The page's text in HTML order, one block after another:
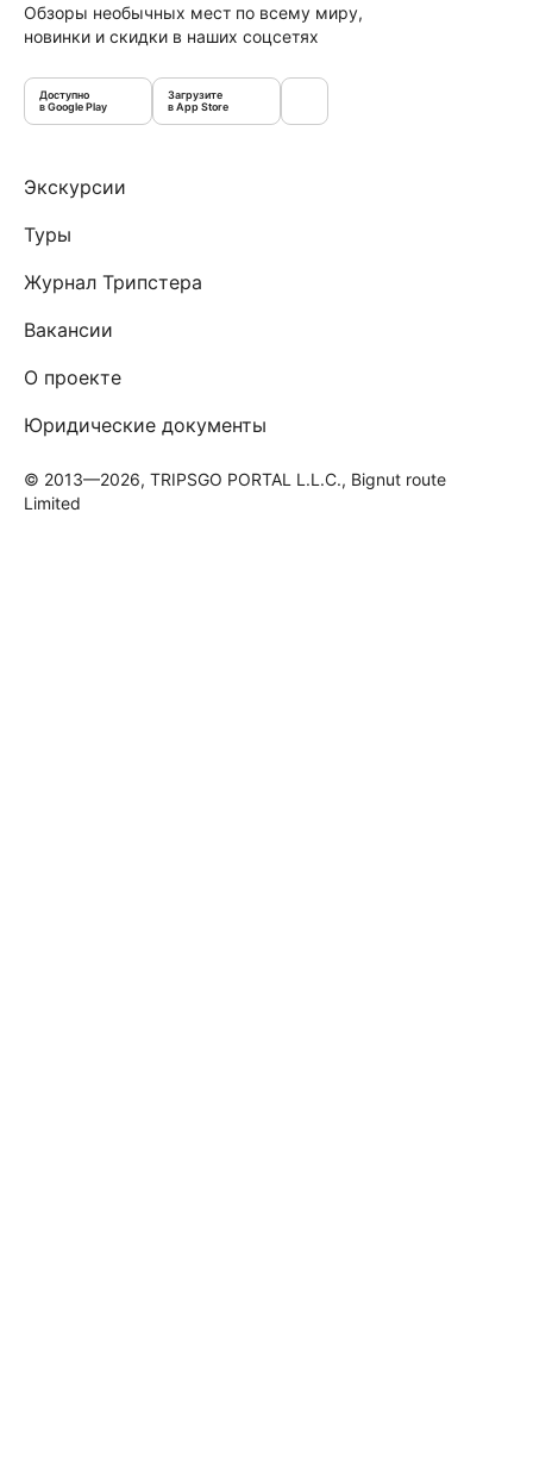
Обзоры необычных мест по всему миру,
новинки и скидки в наших соцсетях
Доступно
в Google Play
Загрузите
в App Store
Экскурсии
Туры
Журнал Трипстера
Вакансии
О проекте
Юридические документы
© 2013—2026, TRIPSGO PORTAL L.L.C., Bignut route
Limited